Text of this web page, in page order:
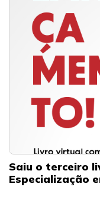
Saiu o terceiro
Especialização